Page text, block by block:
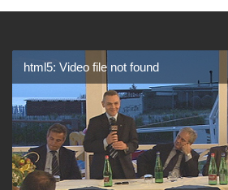
html5: Video file not found